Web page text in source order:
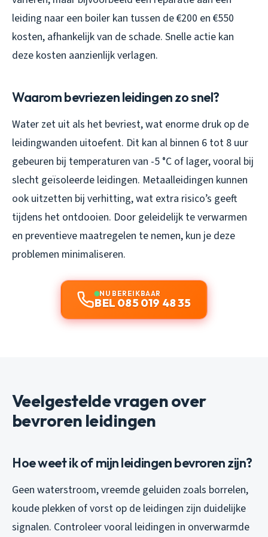
leiding naar een boiler kan tussen de €200 en €550
kosten, afhankelijk van de schade. Snelle actie kan
deze kosten aanzienlijk verlagen.
Waarom bevriezen leidingen zo snel?
Water zet uit als het bevriest, wat enorme druk op de
leidingwanden uitoefent. Dit kan al binnen 6 tot 8 uur
gebeuren bij temperaturen van -5 °C of lager, vooral bij
slecht geïsoleerde leidingen. Metaalleidingen kunnen
ook uitzetten bij verhitting, wat extra risico’s geeft
tijdens het ontdooien. Door geleidelijk te verwarmen
en preventieve maatregelen te nemen, kun je deze
problemen minimaliseren.
NU BEREIKBAAR
BEL 085 019 48 35
Veelgestelde vragen over
bevroren leidingen
Hoe weet ik of mijn leidingen bevroren zijn?
Geen waterstroom, vreemde geluiden zoals borrelen,
koude plekken of vorst op de leidingen zijn duidelijke
signalen. Controleer vooral leidingen in onverwarmde